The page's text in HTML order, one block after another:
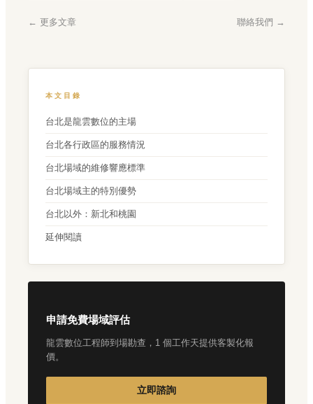
← 更多文章 聯絡我們 →
本文目錄
台北是龍雲數位的主場
台北各行政區的服務情況
台北場域的維修響應標準
台北場域主的特別優勢
台北以外：新北和桃園
延伸閱讀
申請免費場域評估
龍雲數位工程師到場勘查，1 個工作天提供客製化報
價。
立即諮詢